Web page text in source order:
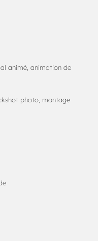
animé, animation de
photo, montage